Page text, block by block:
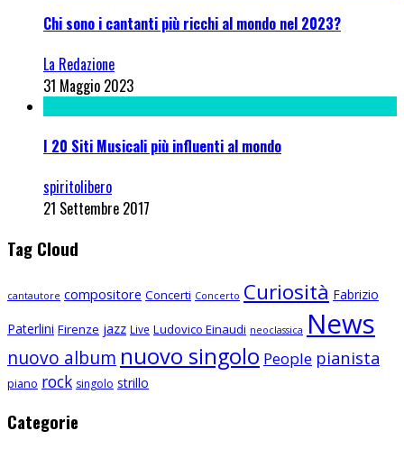
Chi sono i cantanti più ricchi al mondo nel 2023?
La Redazione
31 Maggio 2023
I 20 Siti Musicali più influenti al mondo
spiritolibero
21 Settembre 2017
Tag Cloud
cantautore compositore Concerti Concerto Curiosità Fabrizio
Paterlini Firenze jazz Live Ludovico Einaudi neoclassica News
nuovo album nuovo singolo People pianista
piano rock singolo strillo
Categorie